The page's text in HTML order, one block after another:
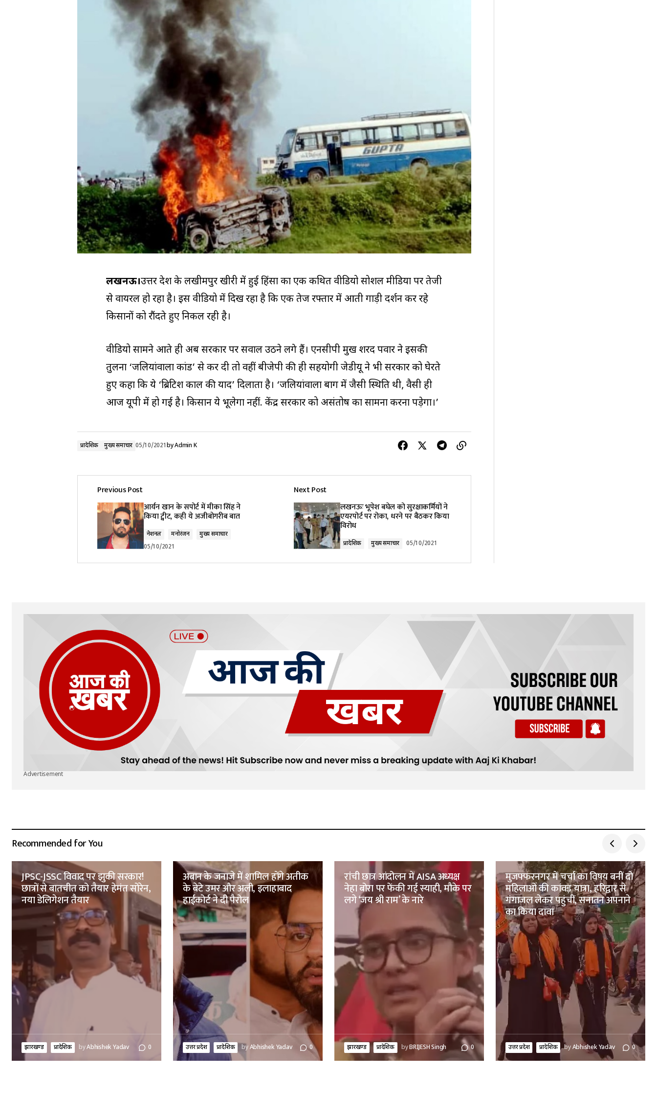
लखनऊ।उत्तर प्रदेश के लखीमपुर खीरी में हुई हिंसा का एक कथित वीडियो सोशल मीडिया पर तेजी
से वायरल हो रहा है। इस वीडियो में दिख रहा है कि एक तेज रफ्तार में आती गाड़ी प्रदर्शन कर रहे
किसानों को रौंदते हुए निकल रही है।
वीडियो सामने आते ही अब सरकार पर सवाल उठने लगे हैं। एनसीपी प्रमुख शरद पवार ने इसकी
तुलना ‘जलियांवाला कांड’ से कर दी तो वहीं बीजेपी की ही सहयोगी जेडीयू ने भी सरकार को घेरते
हुए कहा कि ये ‘ब्रिटिश काल की याद’ दिलाता है। ‘जलियांवाला बाग में जैसी स्थिति थी, वैसी ही
आज यूपी में हो गई है। किसान ये भूलेगा नहीं. केंद्र सरकार को असंतोष का सामना करना पड़ेगा।’
प्रादेशिक मुख्य समाचार 05/10/2021byAdmin K
Previous Post
आर्यन खान के सपोर्ट में मीका सिंह ने
किया ट्वीट, कही ये अजीबोगरीब बात
नेशनल मनोरंजन
मुख्य समाचार
05/10/2021
Next Post
लखनऊः भूपेश बघेल को सुरक्षाकर्मियों ने
एयरपोर्ट पर रोका, धरने पर बैठकर किया
विरोध
प्रादेशिक मुख्य समाचार 05/10/2021
Advertisement
Recommended for You
JPSC-JSSC विवाद पर झुकी सरकार!
छात्रों से बातचीत को तैयार हेमंत सोरेन,
नया डेलिगेशन तैयार
झारखण्ड प्रादेशिक byAbhishek Yadav 0
अबान के जनाजे में शामिल होंगे अतीक
के बेटे उमर और अली, इलाहाबाद
हाईकोर्ट ने दी पैरोल
उत्तर प्रदेश प्रादेशिक byAbhishek Yadav 0
रांची छात्र आंदोलन में AISA अध्यक्ष
नेहा बोरा पर फेंकी गई स्याही, मौके पर
लगे ‘जय श्री राम’ के नारे
झारखण्ड प्रादेशिक byBRIJESH Singh 0
मुजफ्फरनगर में चर्चा का विषय बनीं दो
महिलाओं की कांवड़ यात्रा, हरिद्वार से
गंगाजल लेकर पहुंचीं, सनातन अपनाने
का किया दावा
उत्तर प्रदेश प्रादेशिक byAbhishek Yadav 0